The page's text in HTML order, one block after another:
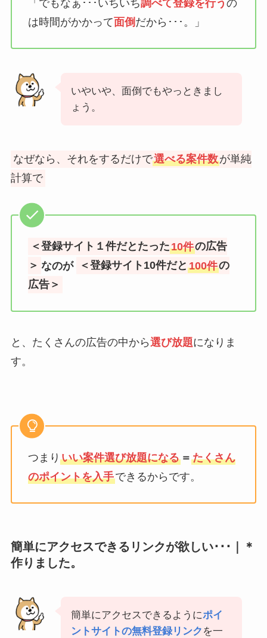
「でもなぁ･･･いちいち調べて登録を行う の
は時間がかかって面倒 だから･･･。」
いやいや、面倒でもやっときまし
ょう。
なぜなら、それをするだけで選べる案件数が単純
計算で
＜登録サイト１件だとたった10件の広告
＞ なのが ＜登録サイト10件だと 100件の
広告＞
と、たくさんの広告の中から選び放題になりま
す。
つまり いい案件選び放題になる＝ たくさん
のポイントを入手できるからです。
簡単にアクセスできるリンクが欲しい･･･｜
＊
作りました。
簡単にアクセスできるようにポイ
ントサイトの無料登録リンク を一